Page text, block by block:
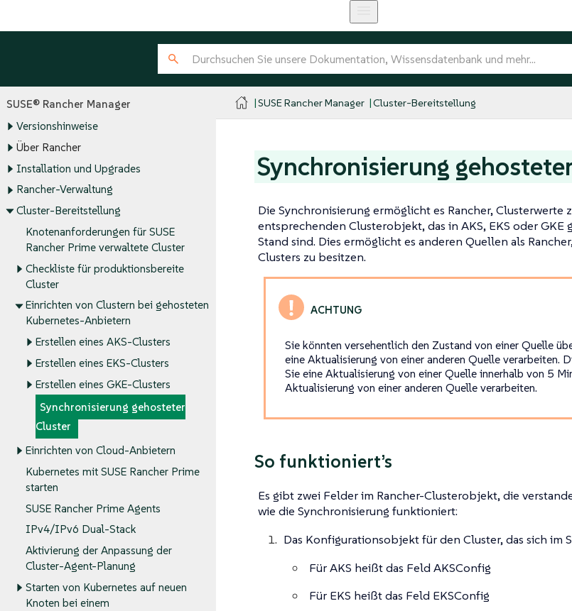
SUSE® Rancher Manager
Versionshinweise
Über Rancher
Installation und Upgrades
Rancher-Verwaltung
Cluster-Bereitstellung
Knotenanforderungen für SUSE
Rancher Prime verwaltete Cluster
Checkliste für produktionsbereite
Cluster
Einrichten von Clustern bei gehosteten
Kubernetes-Anbietern
Erstellen eines AKS-Clusters
Erstellen eines EKS-Clusters
Erstellen eines GKE-Clusters
Synchronisierung gehosteter
Cluster
Einrichten von Cloud-Anbietern
Kubernetes mit SUSE Rancher Prime
starten
SUSE Rancher Prime Agents
IPv4/IPv6 Dual-Stack
Aktivierung der Anpassung der
Cluster-Agent-Planung
Starten von Kubernetes auf neuen
Knoten bei einem
SUSE Rancher Manager Cluster-Bereitstellung
Synchronisierung
Die Synchronisierung ermöglicht es Rancher, Clusterwerte
entsprechenden Clusterobjekt, das in AKS, EKS oder GKE
Stand sind. Dies ermöglicht es anderen Quellen als
Clusters zu besitzen.
Sie könnten versehentlich den Zustand von einer Quelle
eine Aktualisierung von einer anderen Quelle verarbeiten.
Sie eine Aktualisierung von einer Quelle innerhalb von 5
Aktualisierung von einer anderen Quelle verarbeiten.
So funktioniert’s
Es gibt zwei Felder im Rancher-Clusterobjekt, die
wie die Synchronisierung funktioniert:
Das Konfigurationsobjekt für den Cluster, das sich im
Für AKS heißt das Feld AKSConfig
Für EKS heißt das Feld EKSConfig